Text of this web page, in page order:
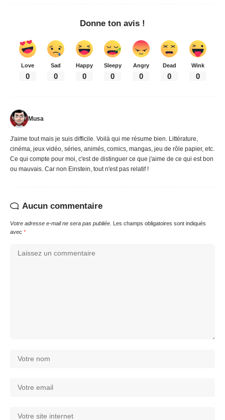
Donne ton avis !
Love
0
Sad
0
Happy
0
Sleepy
0
Angry
0
Dead
0
Wink
0
Musa
J'aime tout mais je suis difficile. Voilà qui me résume bien. Littérature,
cinéma, jeux vidéo, séries, animés, comics, mangas, jeu de rôle papier, etc.
Ce qui compte pour moi, c'est de distinguer ce que j'aime de ce qui est bon
ou mauvais. Car non Einstein, tout n'est pas relatif !
Aucun commentaire
Votre adresse e-mail ne sera pas publiée. Les champs obligatoires sont indiqués
avec *